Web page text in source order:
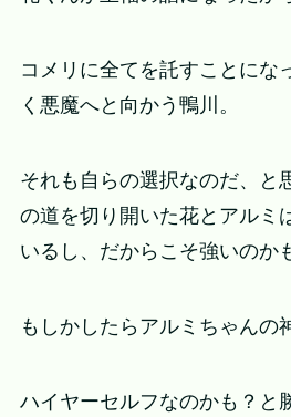
コメリに全てを託すことにな
く悪魔へと向かう鴨川。
それも自らの選択なのだ、と
の道を切り開いた花とアルミ
いるし、だからこそ強いのか
もしかしたらアルミちゃんの
ハイヤーセルフなのかも？と